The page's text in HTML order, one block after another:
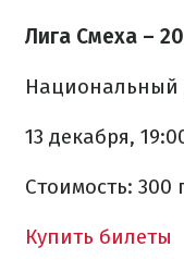
Лига Смеха –
Национальный
13 декабря,
Стоимость: 300
Купить билеты